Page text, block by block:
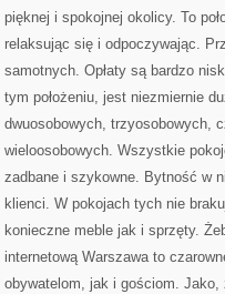
pięknej i spokojnej okolicy. To
relaksując się i odpoczywając.
samotnych. Opłaty są bardzo
tym położeniu, jest niezmiernie
dwuosobowych, trzyosobowych,
wieloosobowych. Wszystkie
zadbane i szykowne. Bytność w
klienci. W pokojach tych nie
konieczne meble jak i sprzęty.
internetową Warszawa to
obywatelom, jak i gościom.